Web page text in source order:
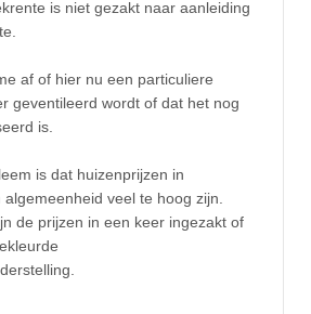
is niet gezakt naar aanleiding
af of hier nu een particuliere
geventileerd wordt of dat het nog
is.
is dat huizenprijzen in
algemeenheid veel te hoog zijn.
de prijzen in een keer ingezakt of